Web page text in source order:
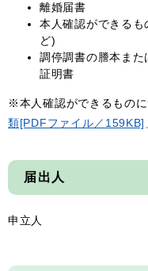
離婚届書
本人確認ができる
ど)
調停調書の謄本ま
証明書
※本人確認ができるもの
類[PDFファイル／159KB]
届出人
申立人